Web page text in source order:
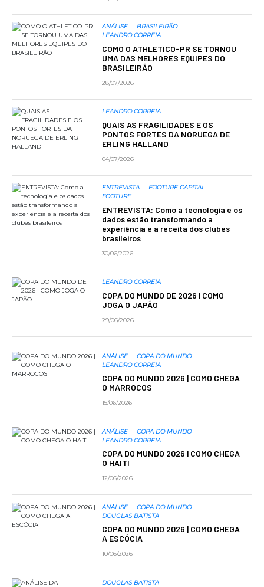
ANÁLISE
BRASILEIRÃO
LEANDRO CORREIA
COMO O ATHLETICO-PR SE TORNOU
UMA DAS MELHORES EQUIPES DO
BRASILEIRÃO
28/07/2026
LEANDRO CORREIA
QUAIS AS FRAGILIDADES E OS
PONTOS FORTES DA NORUEGA DE
ERLING HALLAND
04/07/2026
ENTREVISTA
FOOTURE CAPITAL
FOOTURE
ENTREVISTA: Como a tecnologia e os
dados estão transformando a
experiência e a receita dos clubes
brasileiros
30/06/2026
LEANDRO CORREIA
COPA DO MUNDO DE 2026 | COMO
JOGA O JAPÃO
29/06/2026
ANÁLISE
COPA DO MUNDO
LEANDRO CORREIA
COPA DO MUNDO 2026 | COMO CHEGA
O MARROCOS
15/06/2026
ANÁLISE
COPA DO MUNDO
LEANDRO CORREIA
COPA DO MUNDO 2026 | COMO CHEGA
O HAITI
12/06/2026
ANÁLISE
COPA DO MUNDO
DOUGLAS BATISTA
COPA DO MUNDO 2026 | COMO CHEGA
A ESCÓCIA
10/06/2026
DOUGLAS BATISTA